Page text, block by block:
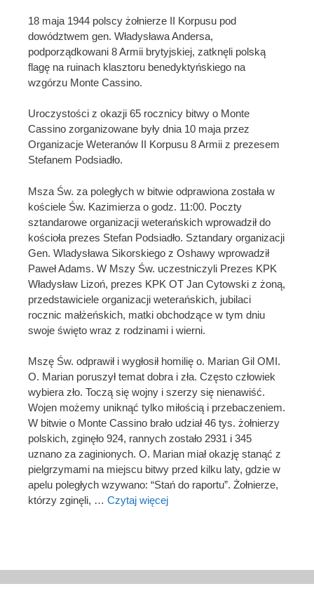
18 maja 1944 polscy żołnierze II Korpusu pod
dowództwem gen. Władysława Andersa,
podporządkowani 8 Armii brytyjskiej, zatknęli polską
flagę na ruinach klasztoru benedyktyńskiego na
wzgórzu Monte Cassino.
Uroczystości z okazji 65 rocznicy bitwy o Monte
Cassino zorganizowane były dnia 10 maja przez
Organizacje Weteranów II Korpusu 8 Armii z prezesem
Stefanem Podsiadło.
Msza Św. za poległych w bitwie odprawiona została w
kościele Św. Kazimierza o godz. 11:00. Poczty
sztandarowe organizacji weterańskich wprowadził do
kościoła prezes Stefan Podsiadło. Sztandary organizacji
Gen. Wladysława Sikorskiego z Oshawy wprowadził
Paweł Adams. W Mszy Św. uczestniczyli Prezes KPK
Władysław Lizoń, prezes KPK OT Jan Cytowski z żoną,
przedstawiciele organizacji weterańskich, jubilaci
rocznic małżeńskich, matki obchodzące w tym dniu
swoje święto wraz z rodzinami i wierni.
Mszę Św. odprawił i wygłosił homilię o. Marian Gil OMI.
O. Marian poruszył temat dobra i zła. Często człowiek
wybiera zło. Toczą się wojny i szerzy się nienawiść.
Wojen możemy uniknąć tylko miłością i przebaczeniem.
W bitwie o Monte Cassino brało udział 46 tys. żołnierzy
polskich, zginęło 924, rannych zostało 2931 i 345
uznano za zaginionych. O. Marian miał okazję stanąć z
pielgrzymami na miejscu bitwy przed kilku laty, gdzie w
apelu poległych wzywano: “Stań do raportu”. Żołnierze,
którzy zginęli, … Czytaj więcej